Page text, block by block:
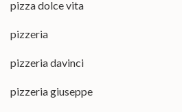
pizza dolce vita
pizzeria
pizzeria davinci
pizzeria giuseppe